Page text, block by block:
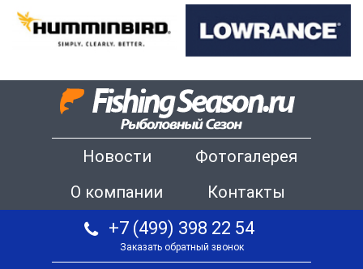
Новости
Фотогалерея
О компании
Контакты
+7 (499) 398 22 54
Заказать обратный звонок